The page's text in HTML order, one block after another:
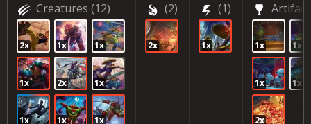
Creatures (12)
2x 1x 1x
1x 2x 1x
1x 1x 1x
(2)
2x
(1)
1x 1x 1x
1x 1x
2x